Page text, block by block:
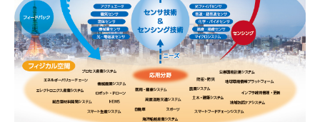
製品保証／サービス
当社の技術
特色